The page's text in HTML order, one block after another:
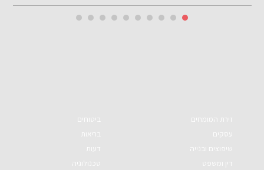
זירת המומחים
עסקים
שיפוצים ובנייה
דין ומשפט
ביטוחים
בריאות
דעות
טכנולוגיה